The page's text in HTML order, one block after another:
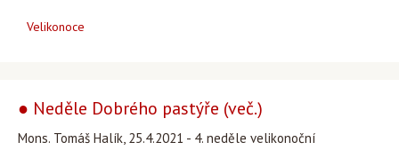
Velikonoce
● Neděle Dobrého pastýře (več.)
Mons. Tomáš Halík, 25.4.2021 - 4. neděle velikonoční